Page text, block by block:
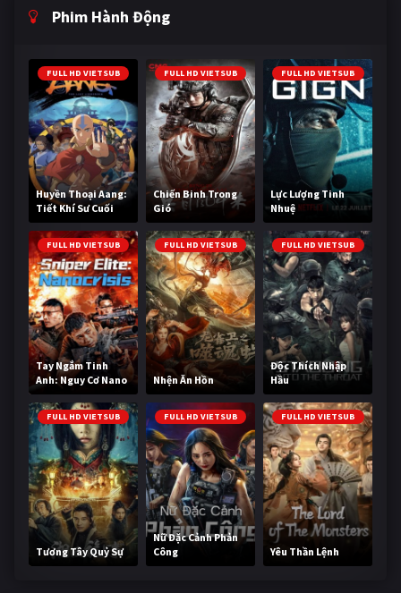
Phim Hành Động
FULL HD VIETSUB
Huyền Thoại Aang:
Tiết Khí Sư Cuối
Cùng
FULL HD VIETSUB
Chiến Binh Trong
Gió
FULL HD VIETSUB
Lực Lượng Tinh
Nhuệ
FULL HD VIETSUB
Tay Ngắm Tinh
Anh: Nguy Cơ Nano
FULL HD VIETSUB
Nhện Ăn Hồn
FULL HD VIETSUB
Độc Thích Nhập
Hầu
FULL HD VIETSUB
Tương Tây Quỷ Sự
FULL HD VIETSUB
Nữ Đặc Cảnh Phản
Công
FULL HD VIETSUB
Yêu Thần Lệnh